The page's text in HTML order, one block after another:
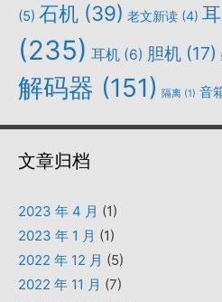
(5) 石机 (39) 老文新读 (4)
(235) 耳机 (6) 胆机 (17)
解码器 (151) 隔离 (1) 音
文章归档
2023 年 4 月 (1)
2023 年 1 月 (1)
2022 年 12 月 (5)
2022 年 11 月 (7)